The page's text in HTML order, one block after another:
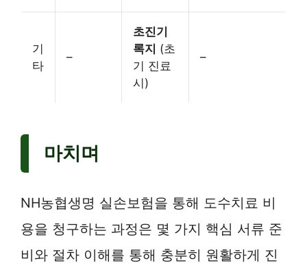
기
타
–
초진기
록지 (초
기 진료
시)
–
마치며
NH농협생명 실손보험을 통해 도수치료 비
용을 청구하는 과정은 몇 가지 핵심 서류 준
비와 절차 이해를 통해 충분히 원활하게 진